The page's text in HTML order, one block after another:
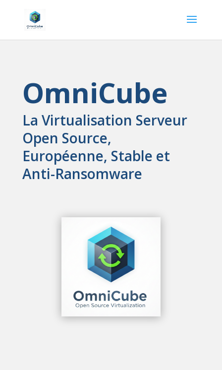
OmniCube
La Virtualisation Serveur
Open Source,
Européenne, Stable et
Anti-Ransomware